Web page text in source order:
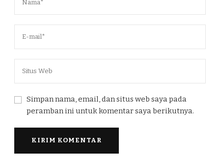
Simpan nama, email, dan situs web saya pada
peramban ini untuk komentar saya berikutnya.